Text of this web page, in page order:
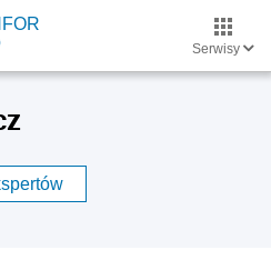
Serwisy